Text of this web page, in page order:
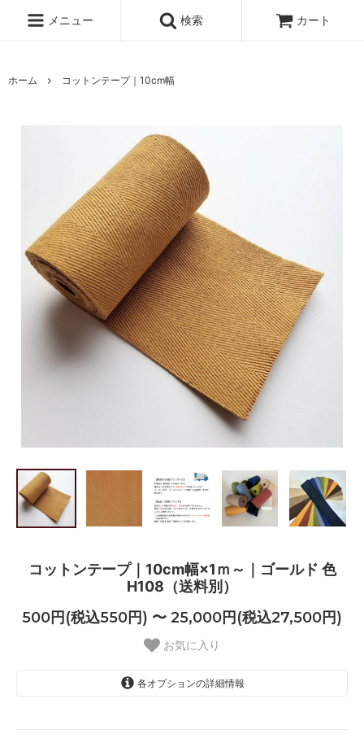
メニュー 検索 カート
ホーム コットンテープ｜10cm幅
コットンテープ｜10cm幅×1ｍ～｜ゴールド 色
H108（送料別）
500円(税込550円) 〜 25,000円(税込27,500円)
お気に入り
各オプションの詳細情報